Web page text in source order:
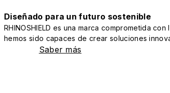
Diseñado para un futuro sostenible
RHINOSHIELD es una marca comprometida
hemos sido capaces de crear soluciones
Saber más